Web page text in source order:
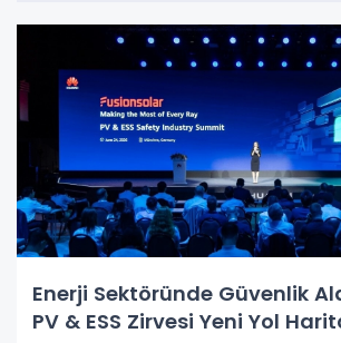
Enerji Sektöründe Güvenlik
PV & ESS Zirvesi Yeni Yol